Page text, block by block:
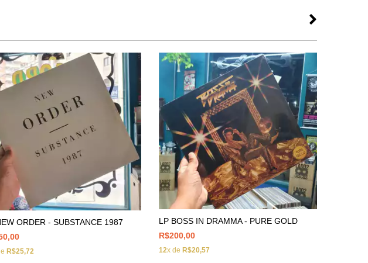
ORDER - SUBSTANCE 1987
R$25,72
LP BOSS IN DRAMMA - PURE GOLD
R$200,00
12x de R$20,57